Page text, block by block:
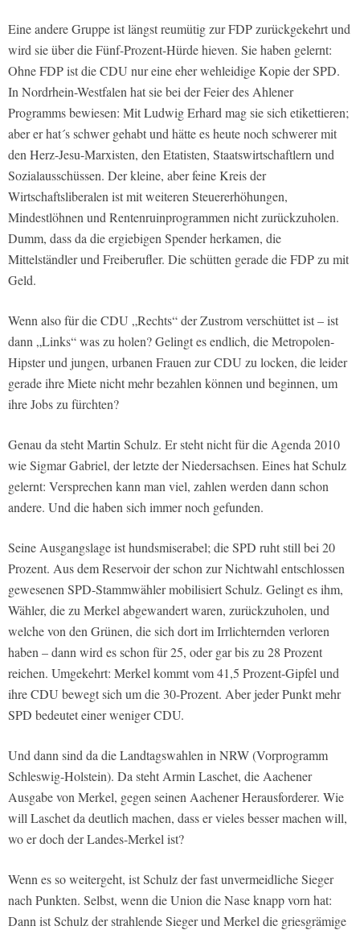
Eine andere Gruppe ist längst reumütig zur FDP zurückgekehrt und
wird sie über die Fünf-Prozent-Hürde hieven. Sie haben gelernt:
Ohne FDP ist die CDU nur eine eher wehleidige Kopie der SPD.
In Nordrhein-Westfalen hat sie bei der Feier des Ahlener
Programms bewiesen: Mit Ludwig Erhard mag sie sich etikettieren;
aber er hat´s schwer gehabt und hätte es heute noch schwerer mit
den Herz-Jesu-Marxisten, den Etatisten, Staatswirtschaftlern und
Sozialausschüssen. Der kleine, aber feine Kreis der
Wirtschaftsliberalen ist mit weiteren Steuererhöhungen,
Mindestlöhnen und Rentenruinprogrammen nicht zurückzuholen.
Dumm, dass da die ergiebigen Spender herkamen, die
Mittelständler und Freiberufler. Die schütten gerade die FDP zu mit
Geld.
Wenn also für die CDU „Rechts“ der Zustrom verschüttet ist – ist
dann „Links“ was zu holen? Gelingt es endlich, die Metropolen-
Hipster und jungen, urbanen Frauen zur CDU zu locken, die leider
gerade ihre Miete nicht mehr bezahlen können und beginnen, um
ihre Jobs zu fürchten?
Genau da steht Martin Schulz. Er steht nicht für die Agenda 2010
wie Sigmar Gabriel, der letzte der Niedersachsen. Eines hat Schulz
gelernt: Versprechen kann man viel, zahlen werden dann schon
andere. Und die haben sich immer noch gefunden.
Seine Ausgangslage ist hundsmiserabel; die SPD ruht still bei 20
Prozent. Aus dem Reservoir der schon zur Nichtwahl entschlossen
gewesenen SPD-Stammwähler mobilisiert Schulz. Gelingt es ihm,
Wähler, die zu Merkel abgewandert waren, zurückzuholen, und
welche von den Grünen, die sich dort im Irrlichternden verloren
haben – dann wird es schon für 25, oder gar bis zu 28 Prozent
reichen. Umgekehrt: Merkel kommt vom 41,5 Prozent-Gipfel und
ihre CDU bewegt sich um die 30-Prozent. Aber jeder Punkt mehr
SPD bedeutet einer weniger CDU.
Und dann sind da die Landtagswahlen in NRW (Vorprogramm
Schleswig-Holstein). Da steht Armin Laschet, die Aachener
Ausgabe von Merkel, gegen seinen Aachener Herausforderer. Wie
will Laschet da deutlich machen, dass er vieles besser machen will,
wo er doch der Landes-Merkel ist?
Wenn es so weitergeht, ist Schulz der fast unvermeidliche Sieger
nach Punkten. Selbst, wenn die Union die Nase knapp vorn hat:
Dann ist Schulz der strahlende Sieger und Merkel die griesgrämige